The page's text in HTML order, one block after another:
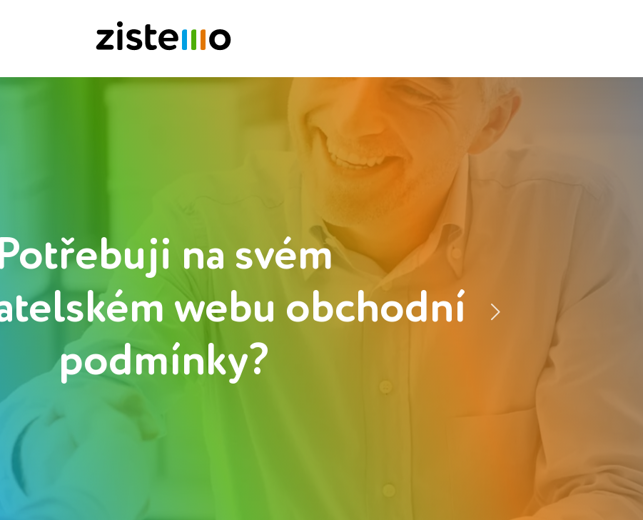
na svém
webu obchodní
podmínky?